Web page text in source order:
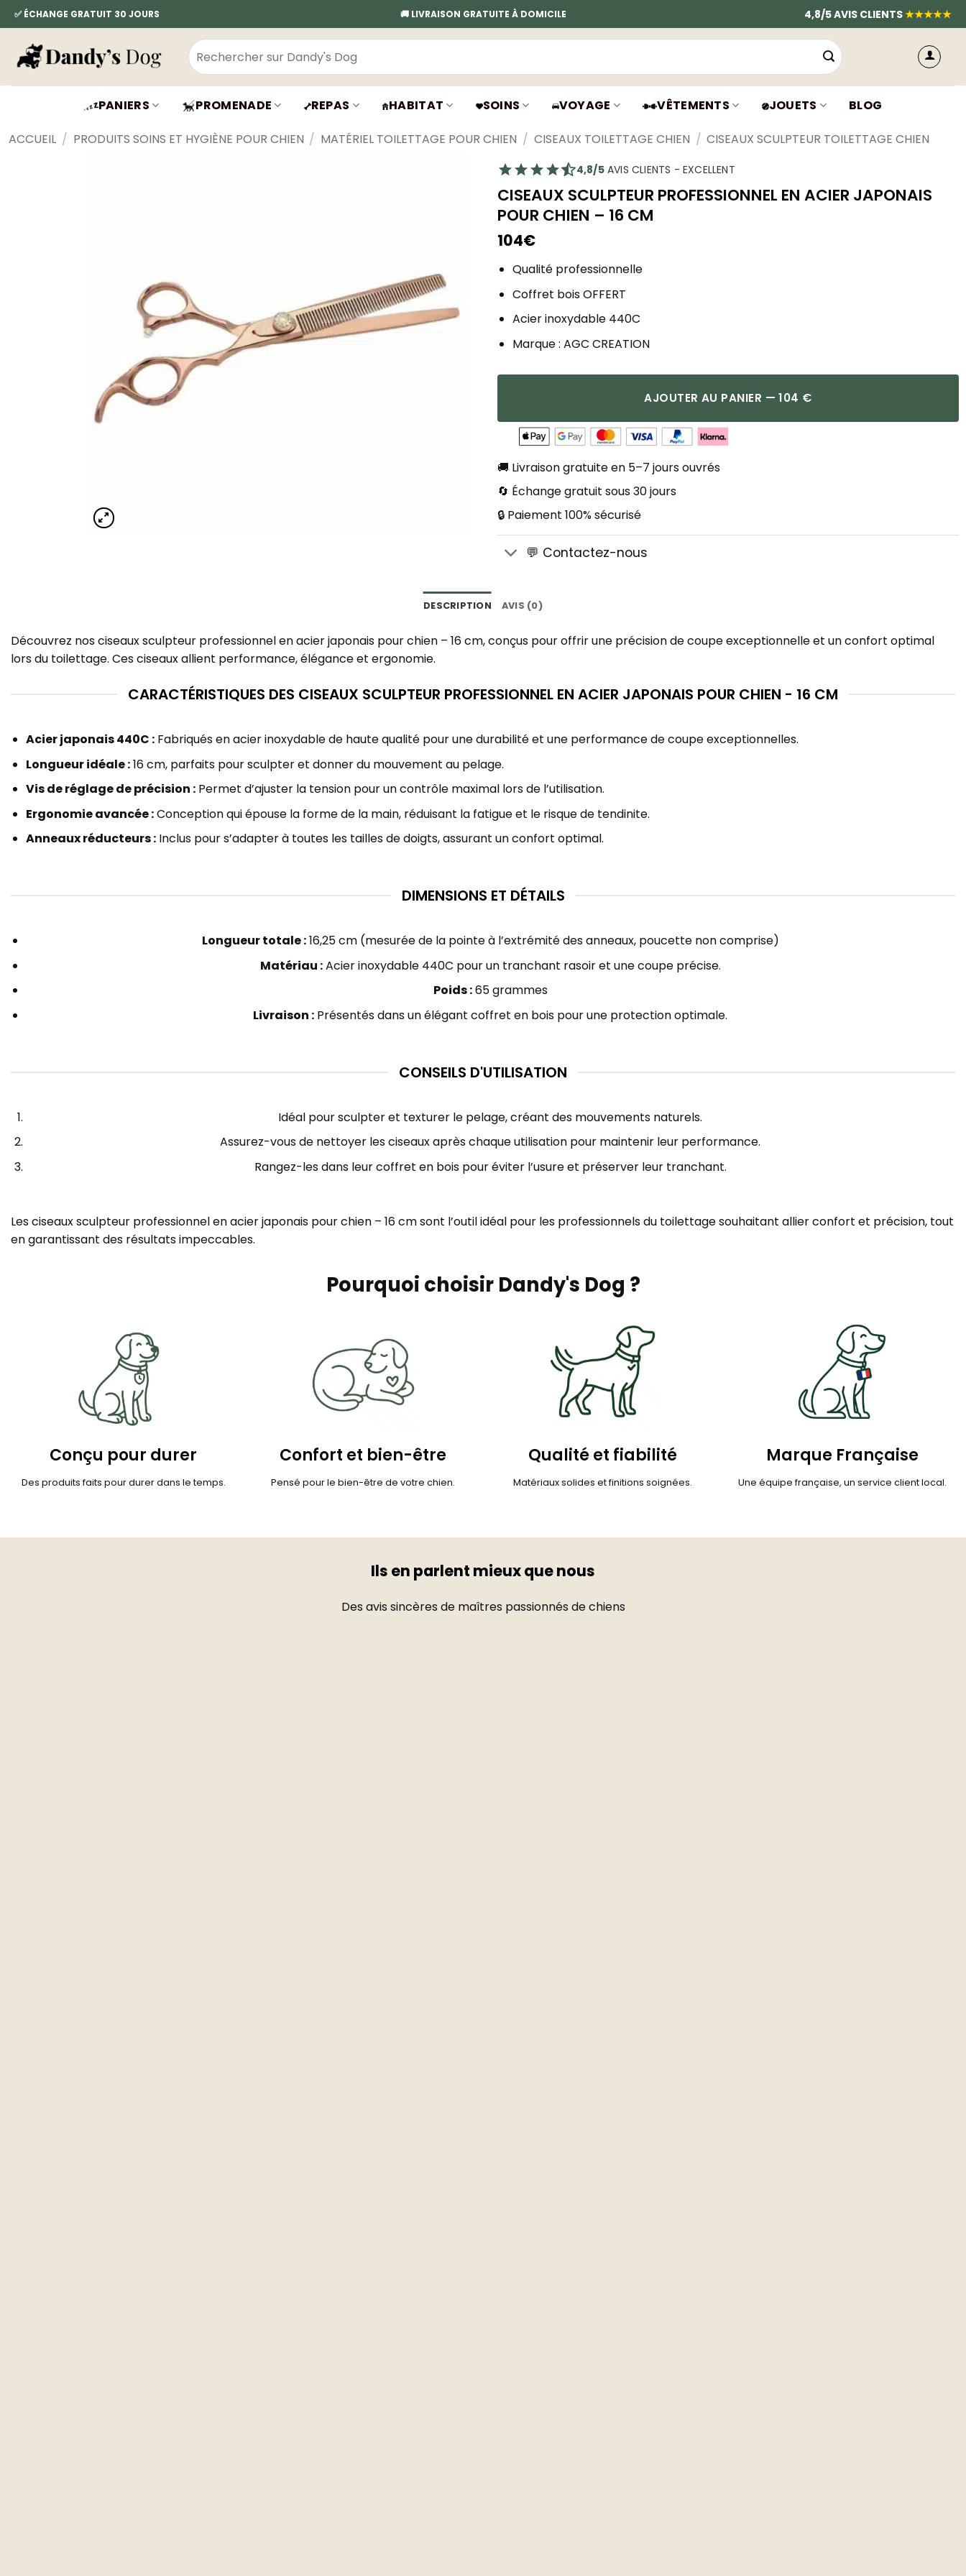
Passer
au
contenu
✅ ÉCHANGE GRATUIT 30 JOURS 🚚 LIVRAISON GRATUITE À DOMICILE 4,8/5 AVIS CLIENTS★★★★★
Recherche
pour :
PANIERS PROMENADE REPAS HABITAT SOINS VOYAGE VÊTEMENTS JOUETS BLOG
ACCUEIL / PRODUITS SOINS ET HYGIÈNE POUR CHIEN / MATÉRIEL TOILETTAGE POUR CHIEN / CISEAUX TOILETTAGE CHIEN / CISEAUX SCULPTEUR TOILETTAGE CHIEN
4,8/5AVIS CLIENTS - EXCELLENT
CISEAUX SCULPTEUR PROFESSIONNEL EN ACIER JAPONAIS
POUR CHIEN – 16 CM
104€
Qualité professionnelle
Coffret bois OFFERT
Acier inoxydable 440C
Marque : AGC CREATION
AJOUTER AU PANIER — 104 €
🚚 Livraison gratuite en 5–7 jours ouvrés
🔄 Échange gratuit sous 30 jours
🔒 Paiement 100% sécurisé
💬 Contactez-nous
DESCRIPTION AVIS (0)
Découvrez nos ciseaux sculpteur professionnel en acier japonais pour chien – 16 cm, conçus pour offrir une précision de coupe exceptionnelle et un confort optimal
lors du toilettage. Ces ciseaux allient performance, élégance et ergonomie.
CARACTÉRISTIQUES DES CISEAUX SCULPTEUR PROFESSIONNEL EN ACIER JAPONAIS POUR CHIEN - 16 CM
Acier japonais 440C :Fabriqués en acier inoxydable de haute qualité pour une durabilité et une performance de coupe exceptionnelles.
Longueur idéale :16 cm, parfaits pour sculpter et donner du mouvement au pelage.
Vis de réglage de précision :Permet d’ajuster la tension pour un contrôle maximal lors de l’utilisation.
Ergonomie avancée :Conception qui épouse la forme de la main, réduisant la fatigue et le risque de tendinite.
Anneaux réducteurs :Inclus pour s’adapter à toutes les tailles de doigts, assurant un confort optimal.
DIMENSIONS ET DÉTAILS
Longueur totale :16,25 cm (mesurée de la pointe à l’extrémité des anneaux, poucette non comprise)
Matériau :Acier inoxydable 440C pour un tranchant rasoir et une coupe précise.
Poids :65 grammes
Livraison : Présentés dans un élégant coffret en bois pour une protection optimale.
CONSEILS D'UTILISATION
Idéal pour sculpter et texturer le pelage, créant des mouvements naturels.
Assurez-vous de nettoyer les ciseaux après chaque utilisation pour maintenir leur performance.
Rangez-les dans leur coffret en bois pour éviter l’usure et préserver leur tranchant.
Les ciseaux sculpteur professionnel en acier japonais pour chien – 16 cm sont l’outil idéal pour les professionnels du toilettage souhaitant allier confort et précision, tout
en garantissant des résultats impeccables.
Pourquoi choisir Dandy's Dog ?
Conçu pour durer
Des produits faits pour durer dans le temps.
Confort et bien-être
Pensé pour le bien-être de votre chien.
Qualité et fiabilité
Matériaux solides et finitions soignées.
Marque Française
Une équipe française, un service client local.
Ils en parlent mieux que nous
Des avis sincères de maîtres passionnés de chiens